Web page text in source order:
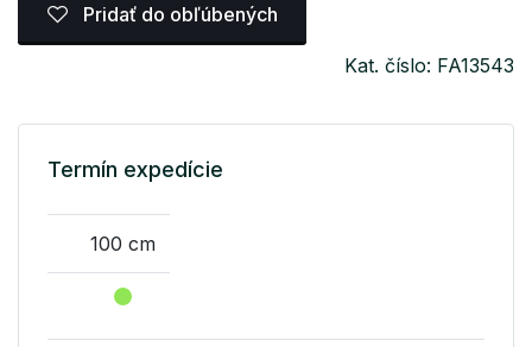
Pridať do obľúbených
Kat. číslo: FA13543
Termín expedície
100 cm